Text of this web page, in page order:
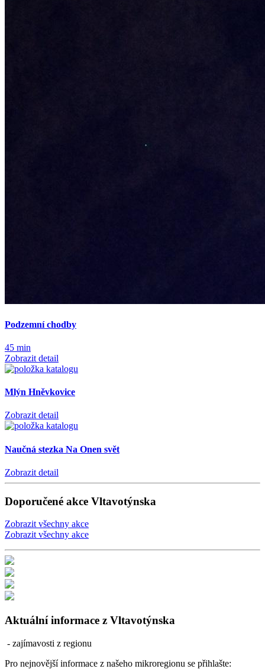
Podzemní chodby
45 min
Zobrazit detail
Mlýn Hněvkovice
Zobrazit detail
Naučná stezka Na Onen svět
Zobrazit detail
Doporučené akce Vltavotýnska
Zobrazit všechny akce
Zobrazit všechny akce
Aktuální informace z Vltavotýnska
- zajímavosti z regionu
Pro nejnovější informace z našeho mikroregionu se přihlašte: